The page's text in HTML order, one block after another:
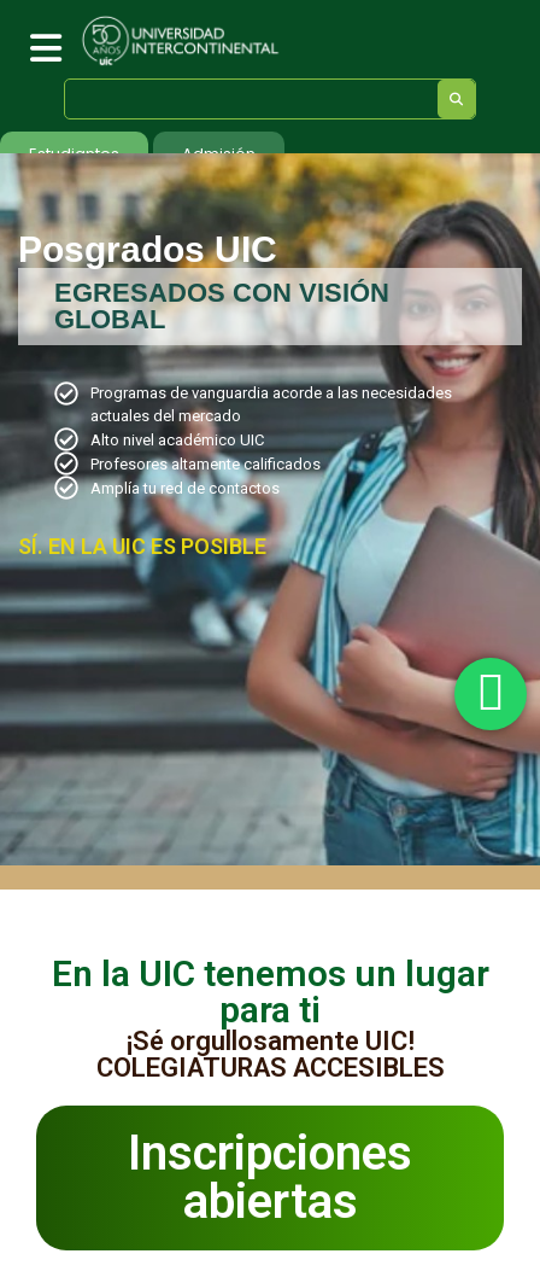
Estudiantes Admisión
Posgrados UIC
EGRESADOS CON VISIÓN
GLOBAL
Programas de vanguardia acorde a las necesidades
actuales del mercado
Alto nivel académico UIC
Profesores altamente calificados
Amplía tu red de contactos
SÍ. EN LA UIC ES POSIBLE
En la UIC tenemos un lugar
para ti
¡Sé orgullosamente UIC!
COLEGIATURAS ACCESIBLES
Inscripciones
abiertas